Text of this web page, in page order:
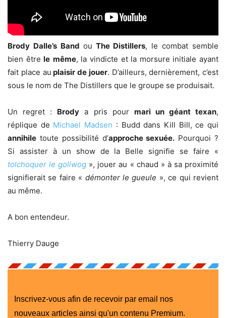
Brody Dalle’s Band ou The Distillers, le combat semble
bien êtrele même, la vindicte et la morsure initiale ayant
fait place au plaisir de jouer. D’ailleurs, dernièrement, c’est
sous le nom de The Distillers que le groupe se produisait.
Un regret : Brody a pris pour mari un géant texan,
réplique de Michael Madsen : Budd dans Kill Bill, ce qui
annihile toute possibilité d’approche sexuée. Pourquoi ?
Si assister à un show de la Belle signifie se faire «
tolchoquer le goliwog », jouer au « chaud » à sa proximité
signifierait se faire « démonter le gueule », ce qui revient
au même.
A bon entendeur.
Thierry Dauge
Inscrivez-vous afin de recevoir par email nos
nouveaux articles ainsi qu'un contenu Premium.